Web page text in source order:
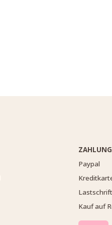
Paypal
Lastschrift
Kauf auf